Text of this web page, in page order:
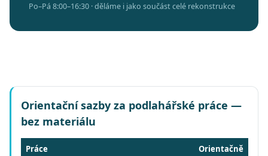
Po–Pá 8:00–16:30 · děláme i jako součást celé rekonstrukce
Orientační sazby za podlahářské práce —
bez materiálu
Práce Orientačně